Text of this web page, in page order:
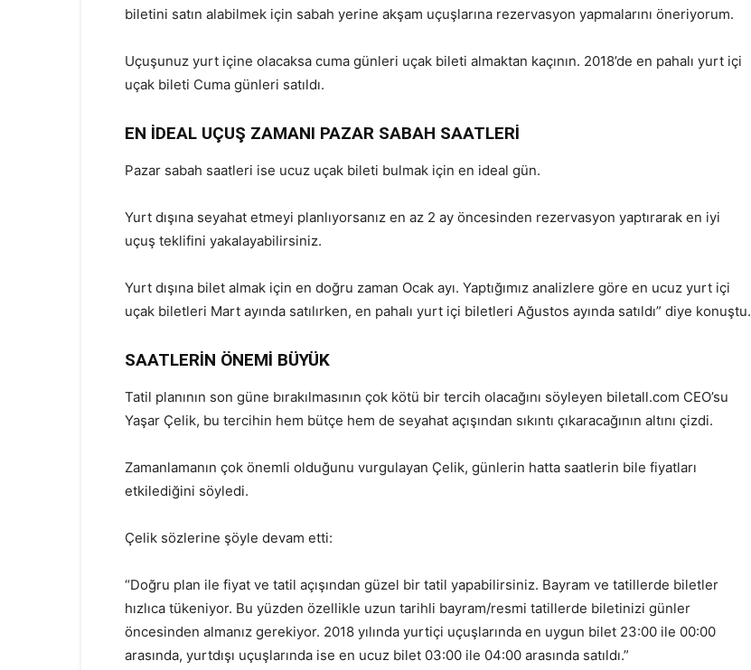
biletini satın alabilmek için sabah yerine akşam uçuşlarına rezervasyon yapmalarını öneriyorum.
Uçuşunuz yurt içine olacaksa cuma günleri uçak bileti almaktan kaçının. 2018’de en pahalı yurt içi
uçak bileti Cuma günleri satıldı.
EN İDEAL UÇUŞ ZAMANI PAZAR SABAH SAATLERİ
Pazar sabah saatleri ise ucuz uçak bileti bulmak için en ideal gün.
Yurt dışına seyahat etmeyi planlıyorsanız en az 2 ay öncesinden rezervasyon yaptırarak en iyi
uçuş teklifini yakalayabilirsiniz.
Yurt dışına bilet almak için en doğru zaman Ocak ayı. Yaptığımız analizlere göre en ucuz yurt içi
uçak biletleri Mart ayında satılırken, en pahalı yurt içi biletleri Ağustos ayında satıldı” diye konuştu.
SAATLERİN ÖNEMİ BÜYÜK
Tatil planının son güne bırakılmasının çok kötü bir tercih olacağını söyleyen biletall.com CEO’su
Yaşar Çelik, bu tercihin hem bütçe hem de seyahat açışından sıkıntı çıkaracağının altını çizdi.
Zamanlamanın çok önemli olduğunu vurgulayan Çelik, günlerin hatta saatlerin bile fiyatları
etkilediğini söyledi.
Çelik sözlerine şöyle devam etti:
“Doğru plan ile fiyat ve tatil açışından güzel bir tatil yapabilirsiniz. Bayram ve tatillerde biletler
hızlıca tükeniyor. Bu yüzden özellikle uzun tarihli bayram/resmi tatillerde biletinizi günler
öncesinden almanız gerekiyor. 2018 yılında yurtiçi uçuşlarında en uygun bilet 23:00 ile 00:00
arasında, yurtdışı uçuşlarında ise en ucuz bilet 03:00 ile 04:00 arasında satıldı.”